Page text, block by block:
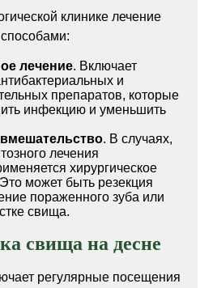
клинике лечение
лечение. Включает
и
препаратов, которые
инфекцию и уменьшить
. В случаях,
лечения
хирургическое
может быть резекция
пораженного зуба или
свища.
свища на десне
регулярные посещения